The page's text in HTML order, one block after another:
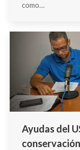
como…
Ayudas del